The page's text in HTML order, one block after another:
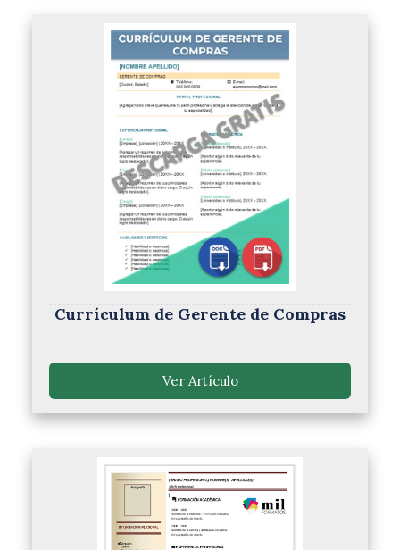
Currículum de Gerente de Compras
Ver Artículo